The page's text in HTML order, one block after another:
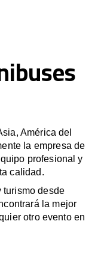
América del
la empresa de
profesional y
calidad.
turismo desde
la mejor
otro evento en